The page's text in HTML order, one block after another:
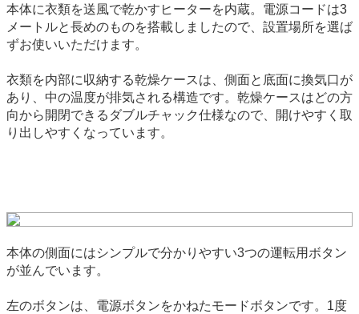
本体に衣類を送風で乾かすヒーターを内蔵。電源コードは3
メートルと長めのものを搭載しましたので、設置場所を選ば
ずお使いいただけます。
衣類を内部に収納する乾燥ケースは、側面と底面に換気口が
あり、中の温度が排気される構造です。乾燥ケースはどの方
向から開閉できるダブルチャック仕様なので、開けやすく取
り出しやすくなっています。
本体の側面にはシンプルで分かりやすい3つの運転用ボタン
が並んでいます。
左のボタンは、電源ボタンをかねたモードボタンです。1度